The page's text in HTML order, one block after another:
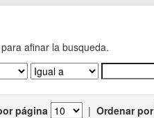
afinar la busqueda.
página | Ordenar por